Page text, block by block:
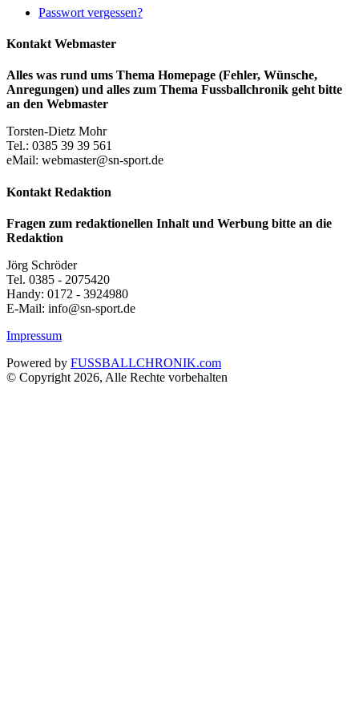
Passwort vergessen?
Kontakt Webmaster
Alles was rund ums Thema Homepage (Fehler, Wünsche,
Anregungen) und alles zum Thema Fussballchronik geht bitte
an den Webmaster
Torsten-Dietz Mohr
Tel.: 0385 39 39 561
eMail: webmaster@sn-sport.de
Kontakt Redaktion
Fragen zum redaktionellen Inhalt und Werbung bitte an die
Redaktion
Jörg Schröder
Tel. 0385 - 2075420
Handy: 0172 - 3924980
E-Mail: info@sn-sport.de
Impressum
Powered by FUSSBALLCHRONIK.com
© Copyright 2026, Alle Rechte vorbehalten